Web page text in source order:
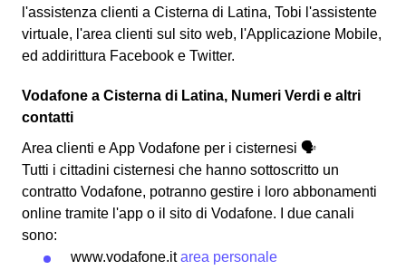
l'assistenza clienti a Cisterna di Latina, Tobi l'assistente
virtuale, l'area clienti sul sito web, l'Applicazione Mobile,
ed addirittura Facebook e Twitter.
Vodafone a Cisterna di Latina, Numeri Verdi e altri
contatti
Area clienti e App Vodafone per i cisternesi 🗣
Tutti i cittadini cisternesi che hanno sottoscritto un
contratto Vodafone, potranno gestire i loro abbonamenti
online tramite l'app o il sito di Vodafone. I due canali
sono:
www.vodafone.itarea personale